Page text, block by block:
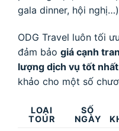
gala dinner, hội
ODG Travel luôn tối
đảm bảo giá cạnh
lượng dịch vụ tốt nhất
khảo cho một số
LOẠI
TOUR
SỐ
NGÀY